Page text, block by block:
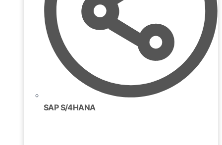
SAP S/4HANA